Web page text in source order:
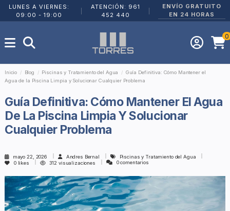
LUNES A VIERNES:
09:00 - 19:00
ATENCIÓN: 961
452 440
ENVÍO GRATUITO
EN 24 HORAS
0
Inicio Blog Piscinas y Tratamiento del Agua
Guía Definitiva: Cómo Mantener el
Agua de la Piscina Limpia y Solucionar Cualquier Problema
Guía Definitiva: Cómo Mantener El Agua
De La Piscina Limpia Y Solucionar
Cualquier Problema
mayo 22, 2026 Andres Bernal
Piscinas y Tratamiento del Agua
0 likes 312 visualizaciones 0 comentarios